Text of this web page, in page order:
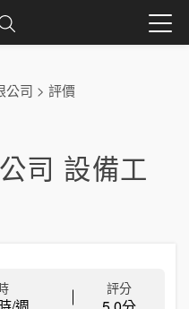
公司 > 評價
司 設備工
評分